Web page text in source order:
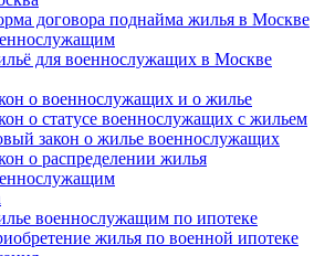
договора поднайма жилья в Москве
для военнослужащих в Москве
о военнослужащих и о жилье
о статусе военнослужащих с жильем
закон о жилье военнослужащих
о распределении жилья
военнослужащим по ипотеке
жилья по военной ипотеке